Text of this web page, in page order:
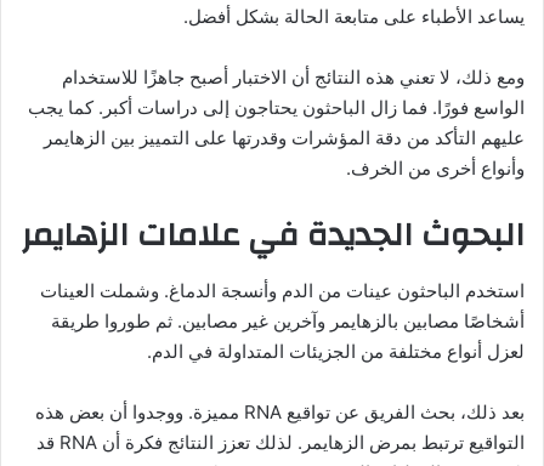
يساعد الأطباء على متابعة الحالة بشكل أفضل.
ومع ذلك، لا تعني هذه النتائج أن الاختبار أصبح جاهزًا للاستخدام
الواسع فورًا. فما زال الباحثون يحتاجون إلى دراسات أكبر. كما يجب
عليهم التأكد من دقة المؤشرات وقدرتها على التمييز بين الزهايمر
وأنواع أخرى من الخرف.
البحوث الجديدة في علامات الزهايمر
استخدم الباحثون عينات من الدم وأنسجة الدماغ. وشملت العينات
أشخاصًا مصابين بالزهايمر وآخرين غير مصابين. ثم طوروا طريقة
لعزل أنواع مختلفة من الجزيئات المتداولة في الدم.
بعد ذلك، بحث الفريق عن تواقيع RNA مميزة. ووجدوا أن بعض هذه
التواقيع ترتبط بمرض الزهايمر. لذلك تعزز النتائج فكرة أن RNA قد